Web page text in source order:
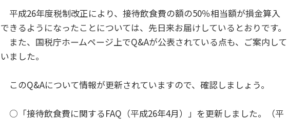
平成26年度税制改正により、接待飲食費の額の50％相当額が損金算入
できるようになったことについては、先日来お届けしているとおりです。
また、国税庁ホームページ上でQ&Aが公表されている点も、ご案内して
いました。
このQ&Aについて情報が更新されていますので、確認しましょう。
○「接待飲食費に関するFAQ（平成26年4月）」を更新しました。（平